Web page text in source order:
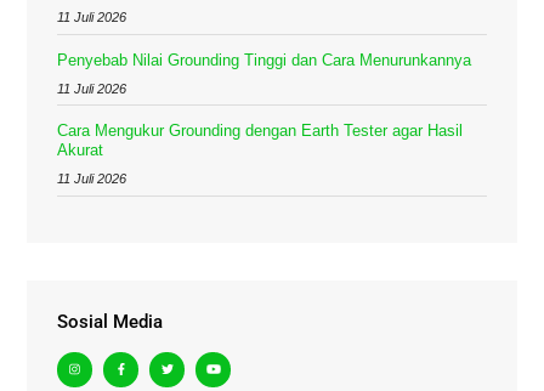
11 Juli 2026
Penyebab Nilai Grounding Tinggi dan Cara Menurunkannya
11 Juli 2026
Cara Mengukur Grounding dengan Earth Tester agar Hasil
Akurat
11 Juli 2026
Sosial Media